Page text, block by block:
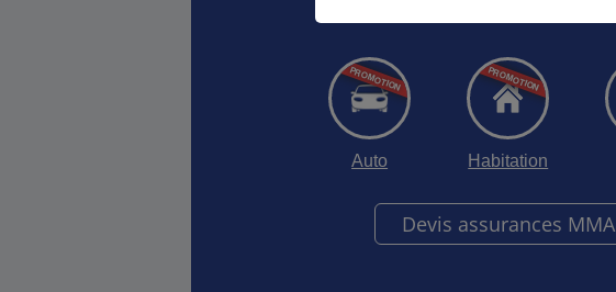
Auto Habitation
Devis assurances MMA